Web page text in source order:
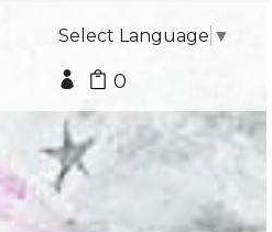
Select Language ▼
0